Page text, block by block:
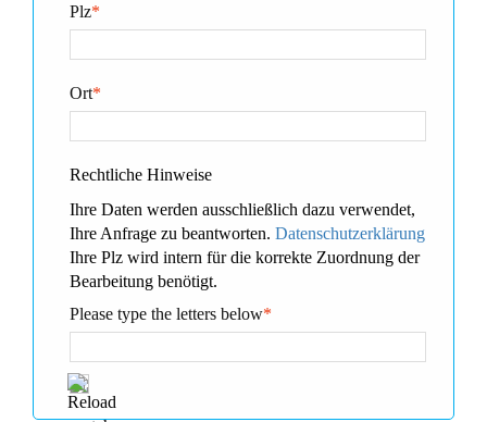
*
Plz
*
Ort
Rechtliche Hinweise
Ihre Daten werden ausschließlich dazu verwendet,
Ihre Anfrage zu beantworten. Datenschutzerklärung
Ihre Plz wird intern für die korrekte Zuordnung der
Bearbeitung benötigt.
*
Please type the letters below